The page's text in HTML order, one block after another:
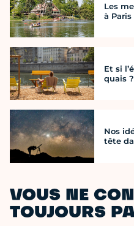
Les
à Paris
Et si
quais ?
Nos
tête
VOUS NE
TOUJOURS